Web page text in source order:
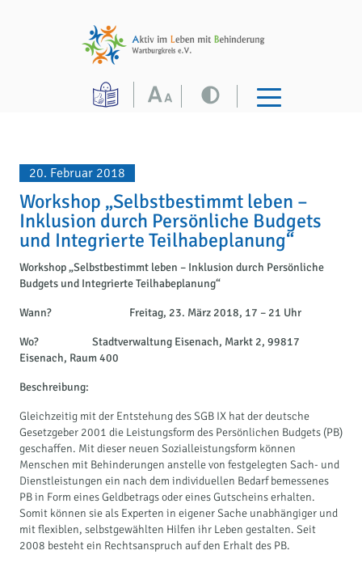
20. Februar 2018
Workshop „Selbstbestimmt leben –
Inklusion durch Persönliche Budgets
und Integrierte Teilhabeplanung“
Workshop „Selbstbestimmt leben – Inklusion durch Persönliche
Budgets und Integrierte Teilhabeplanung“
Wann? Freitag, 23. März 2018, 17 – 21 Uhr
Wo? Stadtverwaltung Eisenach, Markt 2, 99817
Eisenach, Raum 400
Beschreibung:
Gleichzeitig mit der Entstehung des SGB IX hat der deutsche
Gesetzgeber 2001 die Leistungsform des Persönlichen Budgets (PB)
geschaffen. Mit dieser neuen Sozialleistungsform können
Menschen mit Behinderungen anstelle von festgelegten Sach- und
Dienstleistungen ein nach dem individuellen Bedarf bemessenes
PB in Form eines Geldbetrags oder eines Gutscheins erhalten.
Somit können sie als Experten in eigener Sache unabhängiger und
mit flexiblen, selbstgewählten Hilfen ihr Leben gestalten. Seit
2008 besteht ein Rechtsanspruch auf den Erhalt des PB.